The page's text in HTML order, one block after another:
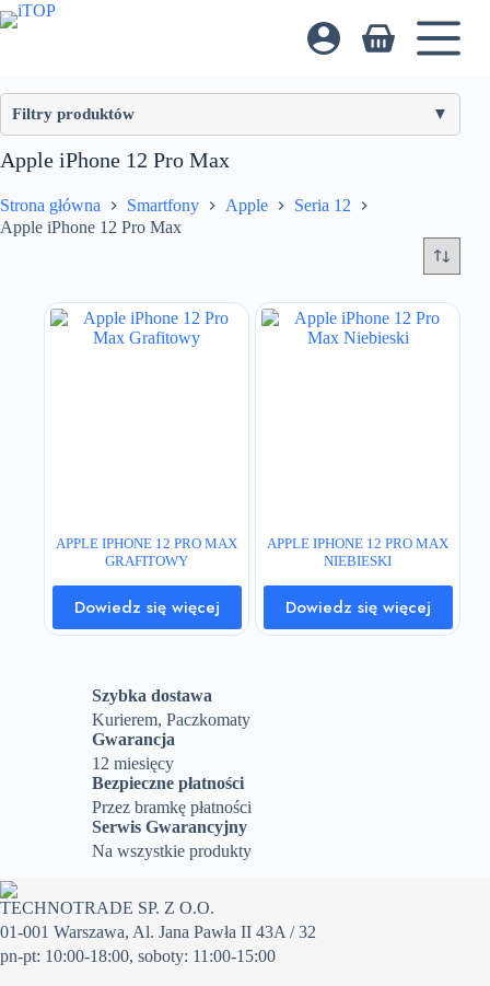
Przejdź
do
Koszyk
Apple iPhone 12 Pro Max
Strona główna Smartfony Apple
Seria 12
Apple iPhone 12 Pro Max
APPLE IPHONE 12 PRO MAX
GRAFITOWY
Dowiedz się więcej
APPLE IPHONE 12 PRO MAX
NIEBIESKI
Dowiedz się więcej
Filtry produktów
Pamięć Wbudowana
128 GB
Zastosuj
Reset
Szybka dostawa
Kurierem, Paczkomaty
Gwarancja
12 miesięcy
Bezpieczne płatności
Przez bramkę płatności
Serwis Gwarancyjny
Na wszystkie produkty
TECHNOTRADE SP. Z O.O.
01-001 Warszawa, Al. Jana Pawła II 43A / 32
pn-pt: 10:00-18:00, soboty: 11:00-15:00